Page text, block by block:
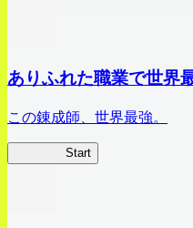
ありふれた職業で世界
この錬成師、世界最強。
Start